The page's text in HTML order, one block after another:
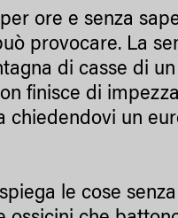
ore e senza
provocare. La
di casse di
finisce di
un
le cose